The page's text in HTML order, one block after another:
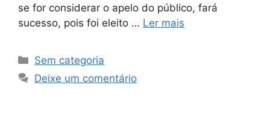
se for considerar o apelo do público, fará
sucesso, pois foi eleito … Ler mais
Sem categoria
Deixe um comentário